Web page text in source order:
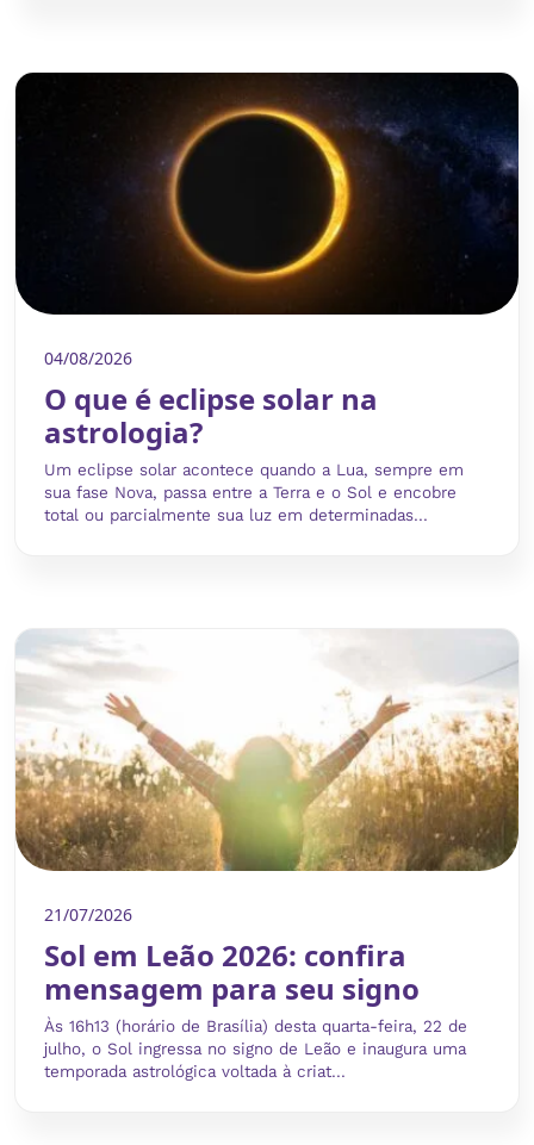
04/08/2026
O que é eclipse solar na
astrologia?
Um eclipse solar acontece quando a Lua, sempre em
sua fase Nova, passa entre a Terra e o Sol e encobre
total ou parcialmente sua luz em determinadas...
21/07/2026
Sol em Leão 2026: confira
mensagem para seu signo
Às 16h13 (horário de Brasília) desta quarta-feira, 22 de
julho, o Sol ingressa no signo de Leão e inaugura uma
temporada astrológica voltada à criat...